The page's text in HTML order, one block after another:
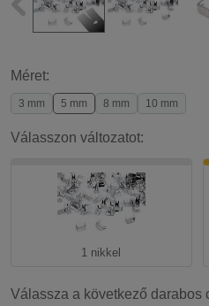
Méret:
3 mm 5 mm 8 mm 10 mm
Válasszon változatot:
1 nikkel
Válassza a következő darabos